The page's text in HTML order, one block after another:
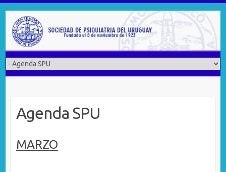
contenido
Agenda SPU
MARZO